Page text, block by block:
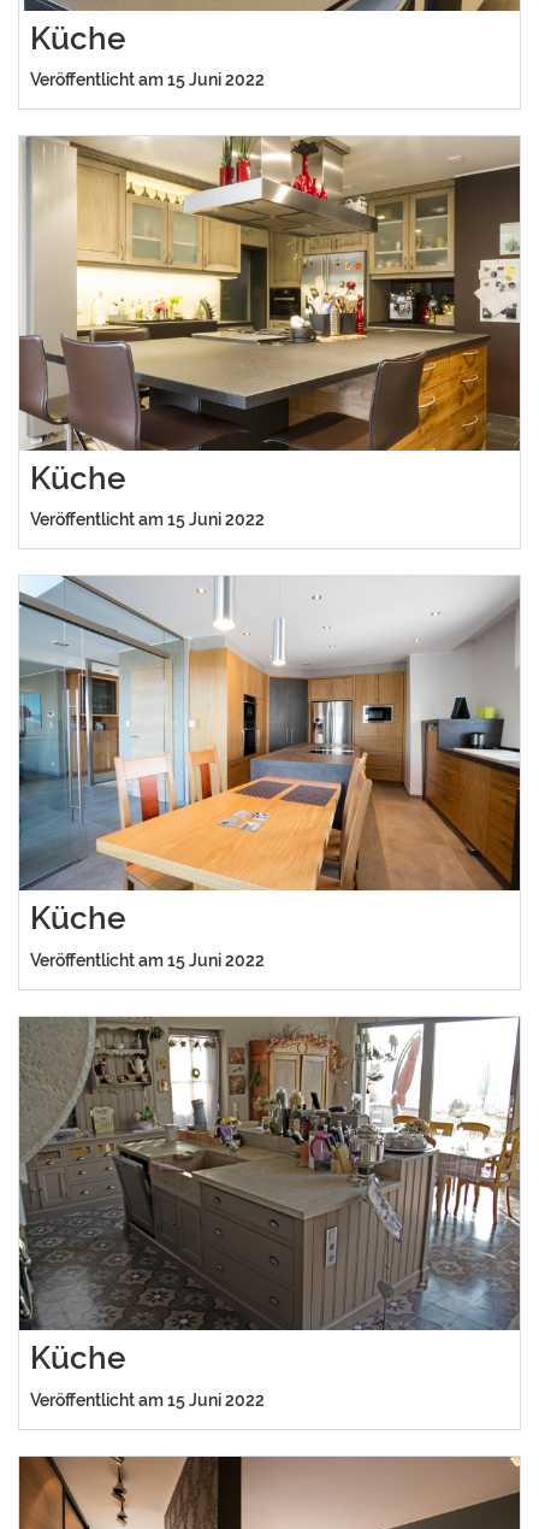
Küche
Veröffentlicht am 15 Juni 2022
Küche
Veröffentlicht am 15 Juni 2022
Küche
Veröffentlicht am 15 Juni 2022
Küche
Veröffentlicht am 15 Juni 2022